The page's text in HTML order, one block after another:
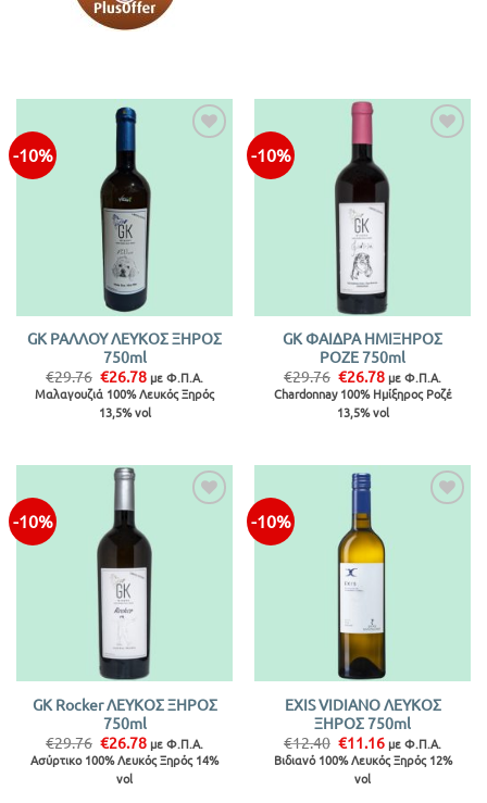
-10%
GK ΡΑΛΛΟΥ ΛΕΥΚΟΣ ΞΗΡΟΣ
750ml
€29.76 Original
price
was:
€29.76.
€26.78Η
τρέχουσα
τιμή
είναι:
με Φ.Π.Α.
Μαλαγουζιά 100% Λευκός Ξηρός
13,5% vol
-10%
GK ΦΑΙΔΡΑ ΗΜΙΞΗΡΟΣ
ΡΟΖΕ 750ml
€29.76 Original
price
was:
€29.76.
€26.78Η
τρέχουσα
τιμή
είναι:
με Φ.Π.Α.
Chardonnay 100% Ημίξηρος Ροζέ
13,5% vol
-10%
GK Rocker ΛΕΥΚΟΣ ΞΗΡΟΣ
750ml
€29.76 Original
price
was:
€29.76.
€26.78Η
τρέχουσα
τιμή
με Φ.Π.Α.
Ασύρτικο 100% Λευκός Ξηρός 14%
vol
-10%
EXIS VIDIANO ΛΕΥΚΟΣ
ΞΗΡΟΣ 750ml
€12.40 Original
price
was:
€12.40.
€11.16Η
τρέχουσα
τιμή
με Φ.Π.Α.
Βιδιανό 100% Λευκός Ξηρός 12%
vol